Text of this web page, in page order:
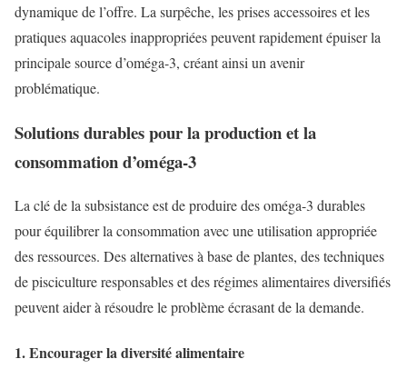
dynamique de l’offre. La surpêche, les prises accessoires et les
pratiques aquacoles inappropriées peuvent rapidement épuiser la
principale source d’oméga-3, créant ainsi un avenir
problématique.
Solutions durables pour la production et la
consommation d’oméga-3
La clé de la subsistance est de produire des oméga-3 durables
pour équilibrer la consommation avec une utilisation appropriée
des ressources. Des alternatives à base de plantes, des techniques
de pisciculture responsables et des régimes alimentaires diversifiés
peuvent aider à résoudre le problème écrasant de la demande.
1. Encourager la diversité alimentaire